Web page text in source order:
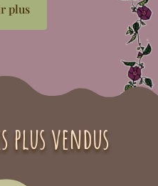
plus
plus vendus